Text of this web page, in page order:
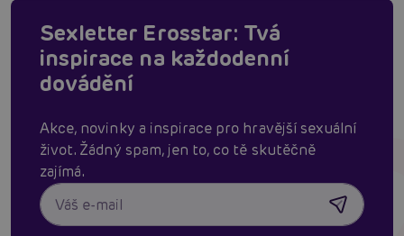
Sexletter Erosstar: Tvá
inspirace na každodenní
dovádění
Akce, novinky a inspirace pro hravější sexuální
život. Žádný spam, jen to, co tě skutěčně
zajímá.